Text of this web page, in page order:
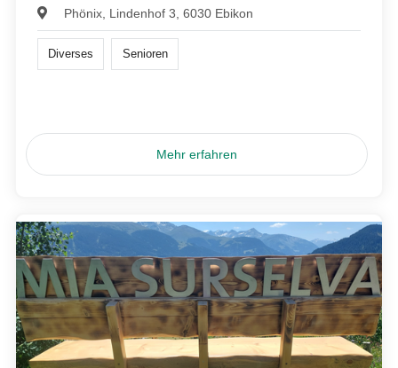
Phönix, Lindenhof 3, 6030 Ebikon
Diverses Senioren
Mehr erfahren